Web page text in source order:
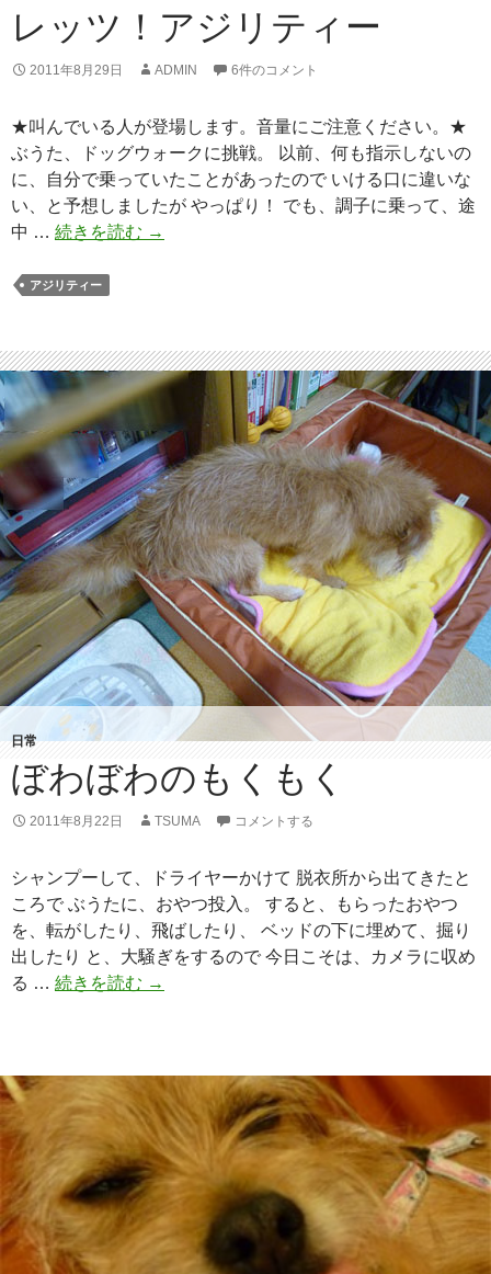
レッツ！アジリティー
2011年8月29日 ADMIN 6件のコメント
★叫んでいる人が登場します。音量にご注意ください。★
ぶうた、ドッグウォークに挑戦。 以前、何も指示しないの
に、自分で乗っていたことがあったので いける口に違いな
い、と予想しましたが やっぱり！ でも、調子に乗って、途
中 … 続きを読む レ
ジ
リ
ィ
ー
→
アジリティー
日常
ぼわぼわのもくもく
2011年8月22日 TSUMA コメントする
シャンプーして、ドライヤーかけて 脱衣所から出てきたと
ころで ぶうたに、おやつ投入。 すると、もらったおやつ
を、転がしたり、飛ばしたり、 ベッドの下に埋めて、掘り
出したり と、大騒ぎをするので 今日こそは、カメラに収め
る … 続きを読む ぼ
の
も
く
も
く
→